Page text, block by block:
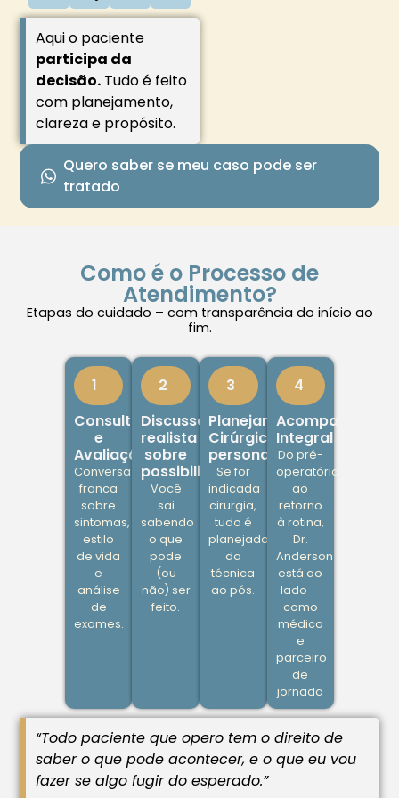
Aqui o paciente
participa da
decisão. Tudo é feito
com planejamento,
clareza e propósito.
Quero saber se meu caso pode ser
tratado
Como é o Processo de
Atendimento?
Etapas do cuidado – com transparência do início ao
fim.
1
Consulta
e
Avaliação
Conversa
franca
sobre
sintomas,
estilo
de vida
e
análise
de
exames.
2
Discussão
realista
sobre
possibilidades
Você
sai
sabendo
o que
pode
(ou
não) ser
feito.
3
Planejamento
Cirúrgico
personalizado
Se for
indicada
cirurgia,
tudo é
planejado:
da
técnica
ao pós.
4
Integral
Do pré-
operatório
ao
retorno
à rotina,
Dr.
Anderson
está ao
lado —
como
médico
e
parceiro
de
jornada
“Todo paciente que opero tem o direito de
saber o que pode acontecer, e o que eu vou
fazer se algo fugir do esperado.”